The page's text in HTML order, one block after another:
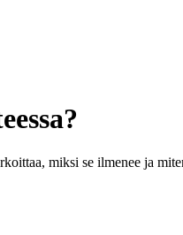
miksi se ilmenee ja